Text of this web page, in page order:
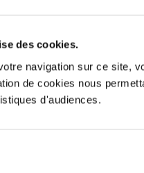
des cookies.
navigation sur ce site,
de cookies nous
d'audiences.
et climat
de l’herbe
Protection et Santé des